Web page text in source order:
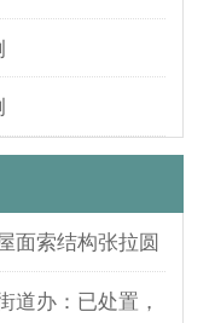
面索结构张拉圆
道办：已处置，